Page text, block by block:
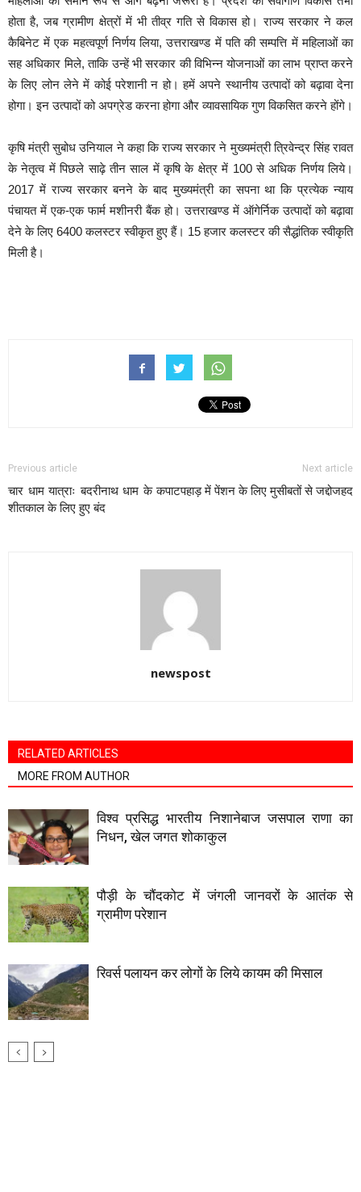
होता है, जब ग्रामीण क्षेत्रों में भी तीव्र गति से विकास हो। राज्य सरकार ने कल
कैबिनेट में एक महत्वपूर्ण निर्णय लिया, उत्तराखण्ड में पति की सम्पत्ति में महिलाओं का
सह अधिकार मिले, ताकि उन्हें भी सरकार की विभिन्न योजनाओं का लाभ प्राप्त करने
के लिए लोन लेने में कोई परेशानी न हो। हमें अपने स्थानीय उत्पादों को बढ़ावा देना
होगा। इन उत्पादों को अपग्रेड करना होगा और व्यावसायिक गुण विकसित करने होंगे।
कृषि मंत्री सुबोध उनियाल ने कहा कि राज्य सरकार ने मुख्यमंत्री त्रिवेन्द्र सिंह रावत
के नेतृत्व में पिछले साढ़े तीन साल में कृषि के क्षेत्र में 100 से अधिक निर्णय लिये।
2017 में राज्य सरकार बनने के बाद मुख्यमंत्री का सपना था कि प्रत्येक न्याय
पंचायत में एक-एक फार्म मशीनरी बैंक हो। उत्तराखण्ड में ऑगेर्निक उत्पादों को बढ़ावा
देने के लिए 6400 कलस्टर स्वीकृत हुए हैं। 15 हजार कलस्टर की सैद्धांतिक स्वीकृति
मिली है।
Previous article
चार धाम यात्राः बदरीनाथ धाम के कपाट
शीतकाल के लिए हुए बंद
Next article
पहाड़ में पेंशन के लिए मुसीबतों से जद्दोजहद
newspost
RELATED ARTICLES
MORE FROM AUTHOR
विश्व प्रसिद्ध भारतीय निशानेबाज जसपाल राणा का
निधन, खेल जगत शोकाकुल
पौड़ी के चौंदकोट में जंगली जानवरों के आतंक से
ग्रामीण परेशान
रिवर्स पलायन कर लोगों के लिये कायम की मिसाल